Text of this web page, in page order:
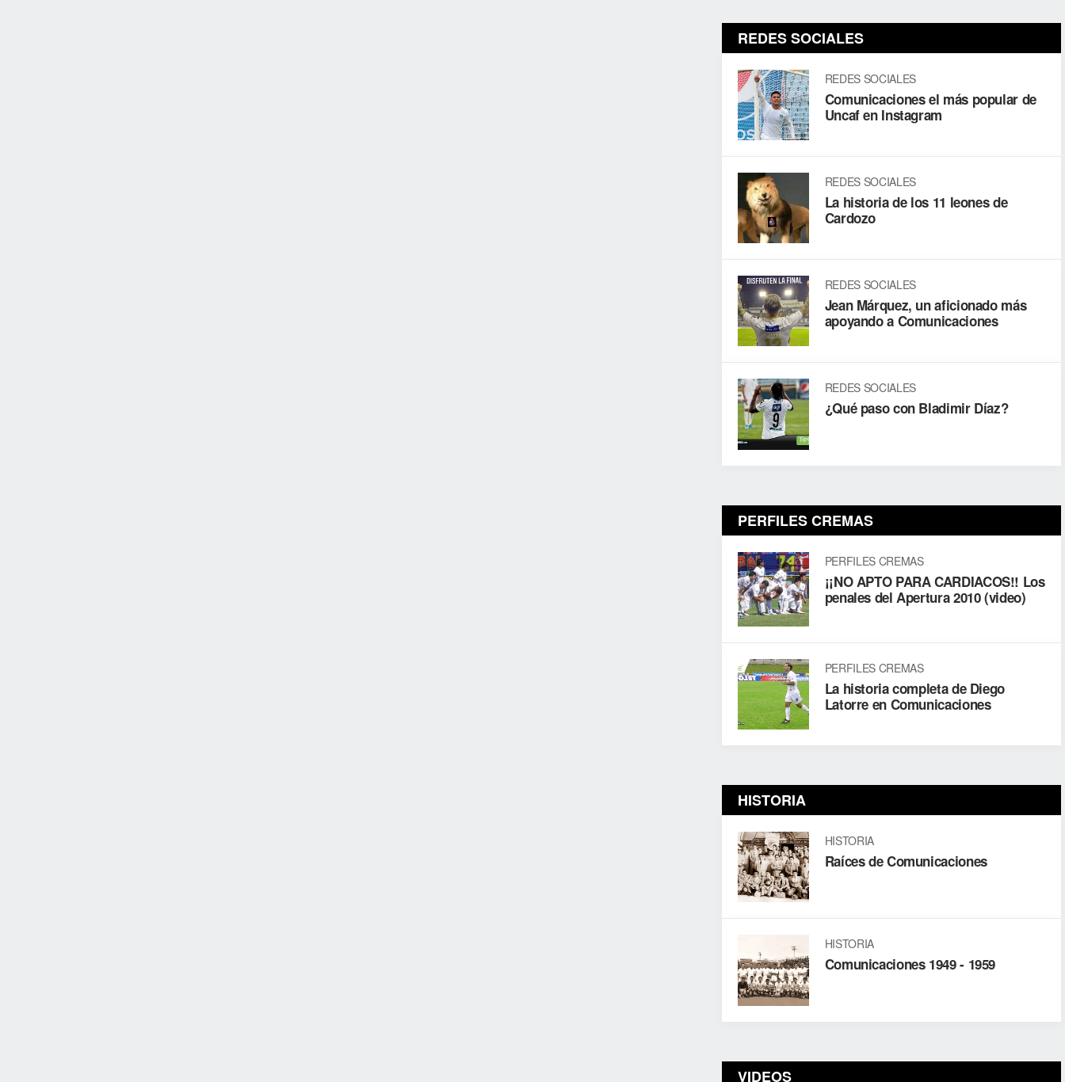
REDES SOCIALES
REDES SOCIALES
Comunicaciones el más popular de
Uncaf en Instagram
REDES SOCIALES
La historia de los 11 leones de
Cardozo
REDES SOCIALES
Jean Márquez, un aficionado más
apoyando a Comunicaciones
REDES SOCIALES
¿Qué paso con Bladimir Díaz?
PERFILES CREMAS
PERFILES CREMAS
¡¡NO APTO PARA CARDIACOS!! Los
penales del Apertura 2010 (video)
PERFILES CREMAS
La historia completa de Diego
Latorre en Comunicaciones
HISTORIA
HISTORIA
Raíces de Comunicaciones
HISTORIA
Comunicaciones 1949 - 1959
VIDEOS